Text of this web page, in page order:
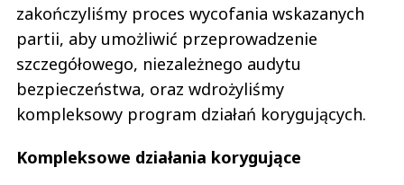
zakończyliśmy proces wycofania wskazanych
partii, aby umożliwić przeprowadzenie
szczegółowego, niezależnego audytu
bezpieczeństwa, oraz wdrożyliśmy
kompleksowy program działań korygujących.
Kompleksowe działania korygujące